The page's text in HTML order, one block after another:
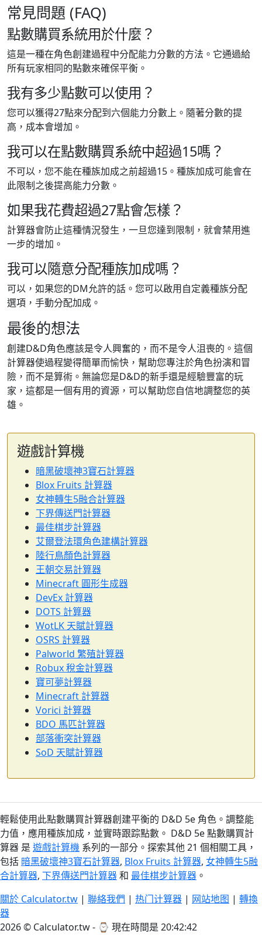
常見問題 (FAQ)
點數購買系統用於什麼？
這是一種在角色創建過程中分配能力分數的方法。它通過給
所有玩家相同的點數來確保平衡。
我有多少點數可以使用？
您可以獲得27點來分配到六個能力分數上。隨著分數的提
高，成本會增加。
我可以在點數購買系統中超過15嗎？
不可以，您不能在種族加成之前超過15。種族加成可能會在
此限制之後提高能力分數。
如果我花費超過27點會怎樣？
計算器會防止這種情況發生，一旦您達到限制，就會禁用進
一步的增加。
我可以隨意分配種族加成嗎？
可以，如果您的DM允許的話。您可以啟用自定義種族分配
選項，手動分配加成。
最後的想法
創建D&D角色應該是令人興奮的，而不是令人沮喪的。這個
計算器使過程變得簡單而愉快，幫助您專注於角色扮演和冒
險，而不是算術。無論您是D&D的新手還是經驗豐富的玩
家，這都是一個有用的資源，可以幫助您自信地調整您的英
雄。
遊戲計算機
暗黑破壞神3寶石計算器
Blox Fruits 計算器
女神轉生5融合計算器
下界傳送門計算器
最佳棋步計算器
艾爾登法環角色建構計算器
陸行鳥顏色計算器
王朝交易計算器
Minecraft 圓形生成器
DevEx 計算器
DOTS 計算器
WotLK 天賦計算器
OSRS 計算器
Palworld 繁殖計算器
Robux 稅金計算器
寶可夢計算器
Minecraft 計算器
Vorici 計算器
BDO 馬匹計算器
部落衝突計算器
SoD 天賦計算器
輕鬆使用此點數購買計算器創建平衡的 D&D 5e 角色。調整能
力值，應用種族加成，並實時跟踪點數。 D&D 5e 點數購買計
算器 是 遊戲計算機 系列的一部分。探索其他 21 個相關工具，
包括 暗黑破壞神3寶石計算器, Blox Fruits 計算器, 女神轉生5融
合計算器, 下界傳送門計算器和 最佳棋步計算器 。
關於 Calculator.tw | 聯絡我們 | 热门计算器 | 网站地图 | 轉換
器
2026 © Calculator.tw - ⌚ 現在時間是 20:42:43